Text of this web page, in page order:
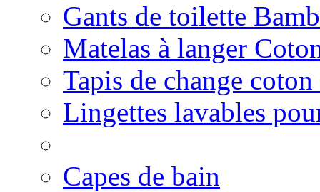
Gants de toilette
Matelas à langer
Tapis de change
Lingettes lavables
Capes de bain